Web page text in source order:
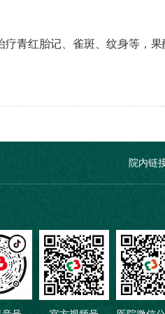
青红胎记、雀斑、纹身等，
院内链